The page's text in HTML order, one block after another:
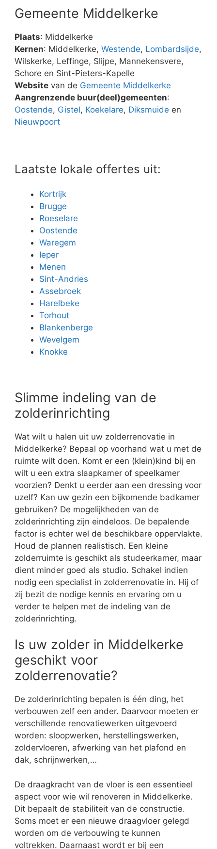
Gemeente Middelkerke
Plaats: Middelkerke
Kernen: Middelkerke, Westende, Lombardsijde,
Wilskerke, Leffinge, Slijpe, Mannekensvere,
Schore en Sint-Pieters-Kapelle
Website van de Gemeente Middelkerke
Aangrenzende buur(deel)gemeenten:
Oostende, Gistel, Koekelare, Diksmuide en
Nieuwpoort
Laatste lokale offertes uit:
Kortrijk
Brugge
Roeselare
Oostende
Waregem
Ieper
Menen
Sint-Andries
Assebroek
Harelbeke
Torhout
Blankenberge
Wevelgem
Knokke
Slimme indeling van de
zolderinrichting
Wat wilt u halen uit uw zolderrenovatie in
Middelkerke? Bepaal op voorhand wat u met de
ruimte wilt doen. Komt er een (klein)kind bij en
wilt u een extra slaapkamer of speelkamer
voorzien? Denkt u eerder aan een dressing voor
uzelf? Kan uw gezin een bijkomende badkamer
gebruiken? De mogelijkheden van de
zolderinrichting zijn eindeloos. De bepalende
factor is echter wel de beschikbare oppervlakte.
Houd de plannen realistisch. Een kleine
zolderruimte is geschikt als studeerkamer, maar
dient minder goed als studio. Schakel indien
nodig een specialist in zolderrenovatie in. Hij of
zij bezit de nodige kennis en ervaring om u
verder te helpen met de indeling van de
zolderinrichting.
Is uw zolder in Middelkerke
geschikt voor
zolderrenovatie?
De zolderinrichting bepalen is één ding, het
verbouwen zelf een ander. Daarvoor moeten er
verschillende renovatiewerken uitgevoerd
worden: sloopwerken, herstellingswerken,
zoldervloeren, afwerking van het plafond en
dak, schrijnwerken,…
De draagkracht van de vloer is een essentieel
aspect voor wie wil renoveren in Middelkerke.
Dit bepaalt de stabiliteit van de constructie.
Soms moet er een nieuwe draagvloer gelegd
worden om de verbouwing te kunnen
voltrekken. Daarnaast wordt er bij een